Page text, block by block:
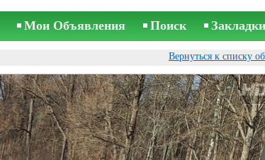
Мои Объявления Поиск Закладки
Вернуться к списку